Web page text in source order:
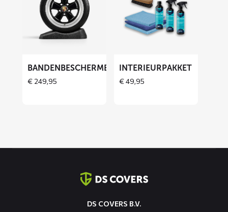
Bandenbeschermers
BANDENBESCHERMERS
€ 249,95
Interieurpakket
INTERIEURPAKKET
€49,95
DS COVERS B.V.